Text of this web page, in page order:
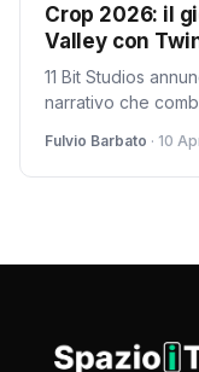
Crop 2026: il
Valley con
11 Bit Studios
narrativo che
Carbonara Games.
Fulvio Barbato · 10